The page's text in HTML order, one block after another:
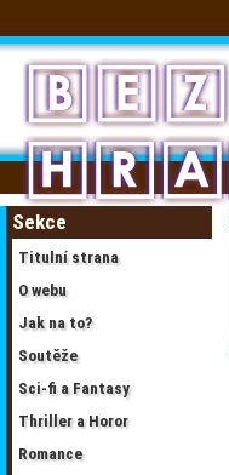
Sekce
Titulní strana
O webu
Jak na to?
Soutěže
Sci-fi a Fantasy
Thriller a Horor
Romance